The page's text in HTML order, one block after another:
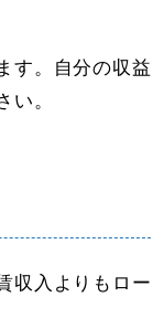
す。自分の収益
い。
収入よりもロー